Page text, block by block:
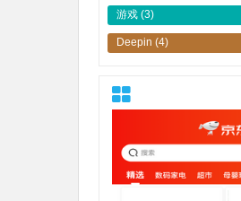
游戏 (3)
Deepin (4)